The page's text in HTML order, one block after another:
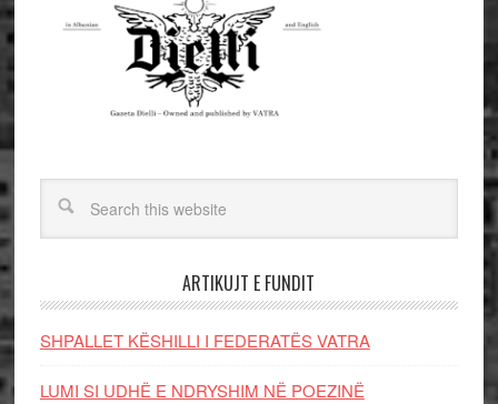
ARTIKUJT E FUNDIT
SHPALLET KËSHILLI I FEDERATËS VATRA
LUMI SI UDHË E NDRYSHIM NË POEZINË